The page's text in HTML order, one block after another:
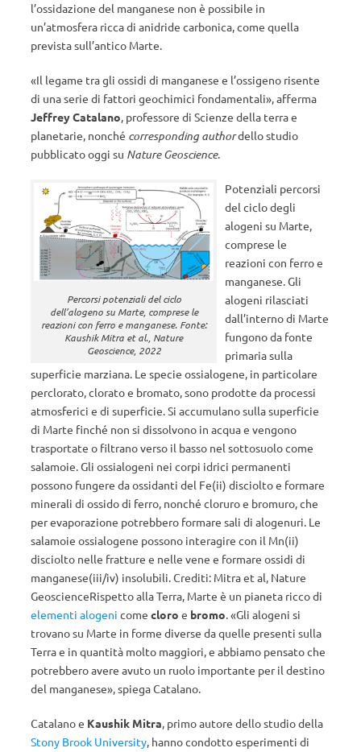
l’ossidazione del manganese non è possibile in
un’atmosfera ricca di anidride carbonica, come quella
prevista sull’antico Marte.
«Il legame tra gli ossidi di manganese e l’ossigeno risente
di una serie di fattori geochimici fondamentali», afferma
Jeffrey Catalano, professore di Scienze della terra e
planetarie, nonché corresponding authordello studio
pubblicato oggi su Nature Geoscience.
Percorsi potenziali del ciclo
dell’alogeno su Marte, comprese le
reazioni con ferro e manganese. Fonte:
Kaushik Mitra et al., Nature
Geoscience, 2022
Potenziali percorsi
del ciclo degli
alogeni su Marte,
comprese le
reazioni con ferro e
manganese. Gli
alogeni rilasciati
dall’interno di Marte
fungono da fonte
primaria sulla
superficie marziana. Le specie ossialogene, in particolare
perclorato, clorato e bromato, sono prodotte da processi
atmosferici e di superficie. Si accumulano sulla superficie
di Marte finché non si dissolvono in acqua e vengono
trasportate o filtrano verso il basso nel sottosuolo come
salamoie. Gli ossialogeni nei corpi idrici permanenti
possono fungere da ossidanti del Fe(ii) disciolto e formare
minerali di ossido di ferro, nonché cloruro e bromuro, che
per evaporazione potrebbero formare sali di alogenuri. Le
salamoie ossialogene possono interagire con il Mn(ii)
disciolto nelle fratture e nelle vene e formare ossidi di
manganese(iii/iv) insolubili. Crediti: Mitra et al, Nature
GeoscienceRispetto alla Terra, Marte è un pianeta ricco di
elementi alogeni come cloro e bromo. «Gli alogeni si
trovano su Marte in forme diverse da quelle presenti sulla
Terra e in quantità molto maggiori, e abbiamo pensato che
potrebbero avere avuto un ruolo importante per il destino
del manganese», spiega Catalano.
Catalano e Kaushik Mitra, primo autore dello studio della
Stony Brook University, hanno condotto esperimenti di